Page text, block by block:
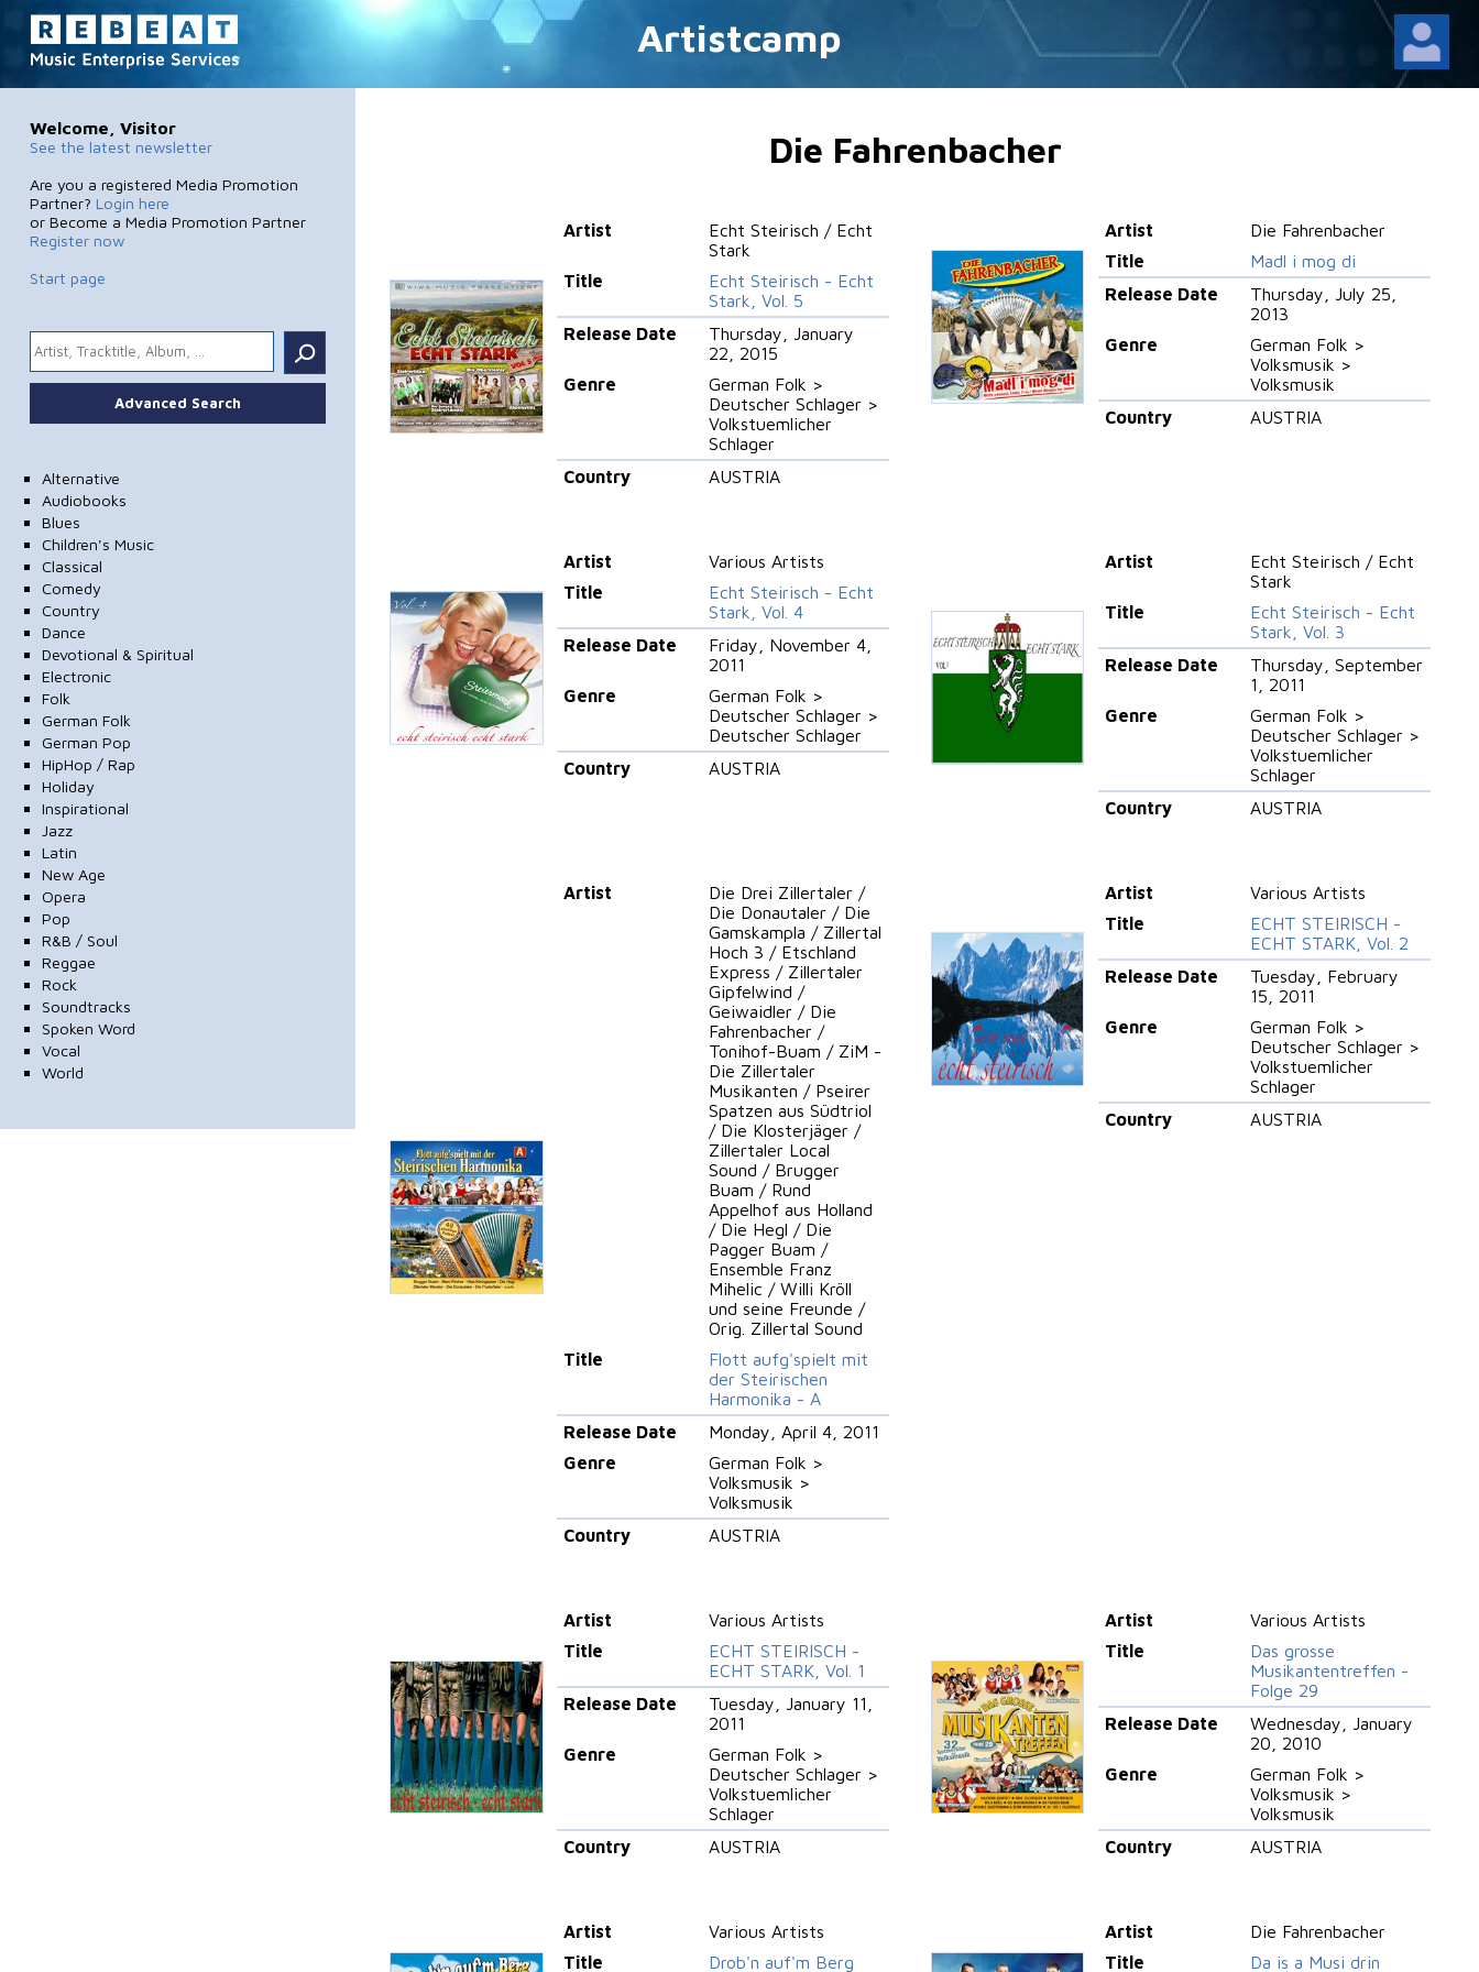
Artistcamp
Welcome, Visitor
See the latest newsletter
Are you a registered Media Promotion
Partner? Login here
or Become a Media Promotion Partner
Register now
Start page
.
Advanced Search
Alternative
Audiobooks
Blues
Children's Music
Classical
Comedy
Country
Dance
Devotional & Spiritual
Electronic
Folk
German Folk
German Pop
HipHop / Rap
Holiday
Inspirational
Jazz
Latin
New Age
Opera
Pop
R&B / Soul
Reggae
Rock
Soundtracks
Spoken Word
Vocal
World
Die Fahrenbacher
Artist
Echt Steirisch / Echt
Stark
Title
Echt Steirisch - Echt
Stark, Vol. 5
Release Date
Thursday, January
22, 2015
Genre
German Folk >
Deutscher Schlager >
Volkstuemlicher
Schlager
Country
AUSTRIA
Artist
Die Fahrenbacher
Title
Madl i mog di
Release Date
Thursday, July 25,
2013
Genre
German Folk >
Volksmusik >
Volksmusik
Country
AUSTRIA
Artist
Various Artists
Title
Echt Steirisch - Echt
Stark, Vol. 4
Release Date
Friday, November 4,
2011
Genre
German Folk >
Deutscher Schlager >
Deutscher Schlager
Country
AUSTRIA
Artist
Echt Steirisch / Echt
Stark
Title
Echt Steirisch - Echt
Stark, Vol. 3
Release Date
Thursday, September
1, 2011
Genre
German Folk >
Deutscher Schlager >
Volkstuemlicher
Schlager
Country
AUSTRIA
Artist
Die Drei Zillertaler /
Die Donautaler / Die
Gamskampla / Zillertal
Hoch 3 / Etschland
Express / Zillertaler
Gipfelwind /
Geiwaidler / Die
Fahrenbacher /
Tonihof-Buam / ZiM -
Die Zillertaler
Musikanten / Pseirer
Spatzen aus Südtriol
/ Die Klosterjäger /
Zillertaler Local
Sound / Brugger
Buam / Rund
Appelhof aus Holland
/ Die Hegl / Die
Pagger Buam /
Ensemble Franz
Mihelic / Willi Kröll
und seine Freunde /
Orig. Zillertal Sound
Title
Flott aufg'spielt mit
der Steirischen
Harmonika - A
Release Date
Monday, April 4, 2011
Genre
German Folk >
Volksmusik >
Volksmusik
Country
AUSTRIA
Artist
Various Artists
Title
ECHT STEIRISCH -
ECHT STARK, Vol. 2
Release Date
Tuesday, February
15, 2011
Genre
German Folk >
Deutscher Schlager >
Volkstuemlicher
Schlager
Country
AUSTRIA
Artist
Various Artists
Title
ECHT STEIRISCH -
ECHT STARK, Vol. 1
Release Date
Tuesday, January 11,
2011
Genre
German Folk >
Deutscher Schlager >
Volkstuemlicher
Schlager
Country
AUSTRIA
Artist
Various Artists
Title
Das grosse
Musikantentreffen -
Folge 29
Release Date
Wednesday, January
20, 2010
Genre
German Folk >
Volksmusik >
Volksmusik
Country
AUSTRIA
Artist
Various Artists
Title
Drob'n auf'm Berg
Artist
Die Fahrenbacher
Title
Da is a Musi drin